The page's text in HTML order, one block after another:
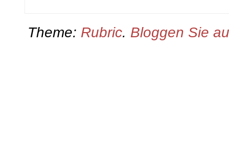
Theme: Rubric. Bloggen Sie